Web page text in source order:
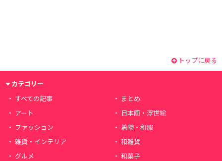
トップに戻る
カテゴリー
すべての記事
まとめ
アート
日本画・浮世絵
ファッション
着物・和服
雑貨・インテリア
和雑貨
グルメ
和菓子